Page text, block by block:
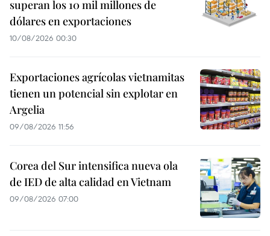
superan los 10 mil millones de
dólares en exportaciones
10/08/2026 00:30
Exportaciones agrícolas vietnamitas
tienen un potencial sin explotar en
Argelia
09/08/2026 11:56
Corea del Sur intensifica nueva ola
de IED de alta calidad en Vietnam
09/08/2026 07:00